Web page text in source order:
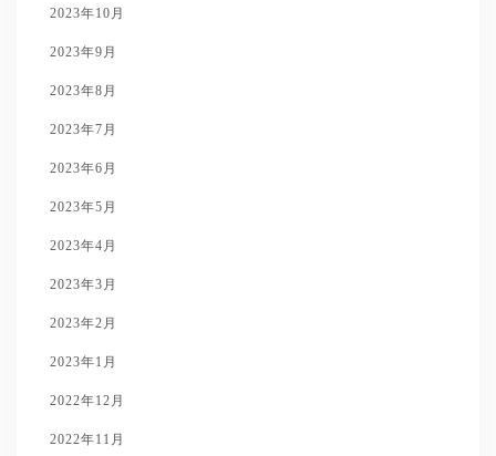
2023年10月
2023年9月
2023年8月
2023年7月
2023年6月
2023年5月
2023年4月
2023年3月
2023年2月
2023年1月
2022年12月
2022年11月